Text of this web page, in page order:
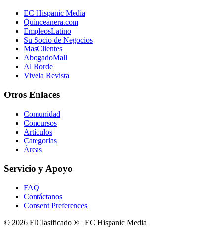
EC Hispanic Media
Quinceanera.com
EmpleosLatino
Su Socio de Negocios
MasClientes
AbogadoMall
Al Borde
Vivela Revista
Otros Enlaces
Comunidad
Concursos
Artículos
Categorías
Áreas
Servicio y Apoyo
FAQ
Contáctanos
Consent Preferences
© 2026 ElClasificado ® | EC Hispanic Media